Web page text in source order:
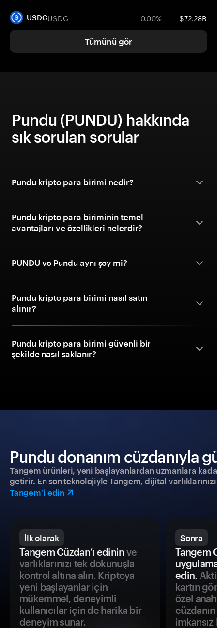
USDCUSDC 0.00% $72.28B
Tümünü gör
Pundu (PUNDU) hakkında
sık sorulan sorular
Pundu kripto para birimi nedir?
Pundu kripto para biriminin temel
avantajları ve özellikleri nelerdir?
PUNDU ve Pundu aynı şey mi?
Pundu kripto para birimi nasıl satın
alınır?
Pundu kripto para birimi güvenli bir
şekilde nasıl saklanır?
Pundu donanım cüzdanıyla
Tangem ürünleri, yeni başlayanlardan uzmanlara
getirir. En son teknolojiyle Tangem, dijital
Tangem’i edin
İlk olarak
Tangem Cüzdan’ı edinin ve
varlıklarınızı tek dokunuşla
kontrol altına alın. Kriptoya
yeni başlayanlar için
mükemmel, deneyimli
kullanıcılar için de harika bir
deneyim sunar.
Sonra
Tangem
edin.
kartın
özel